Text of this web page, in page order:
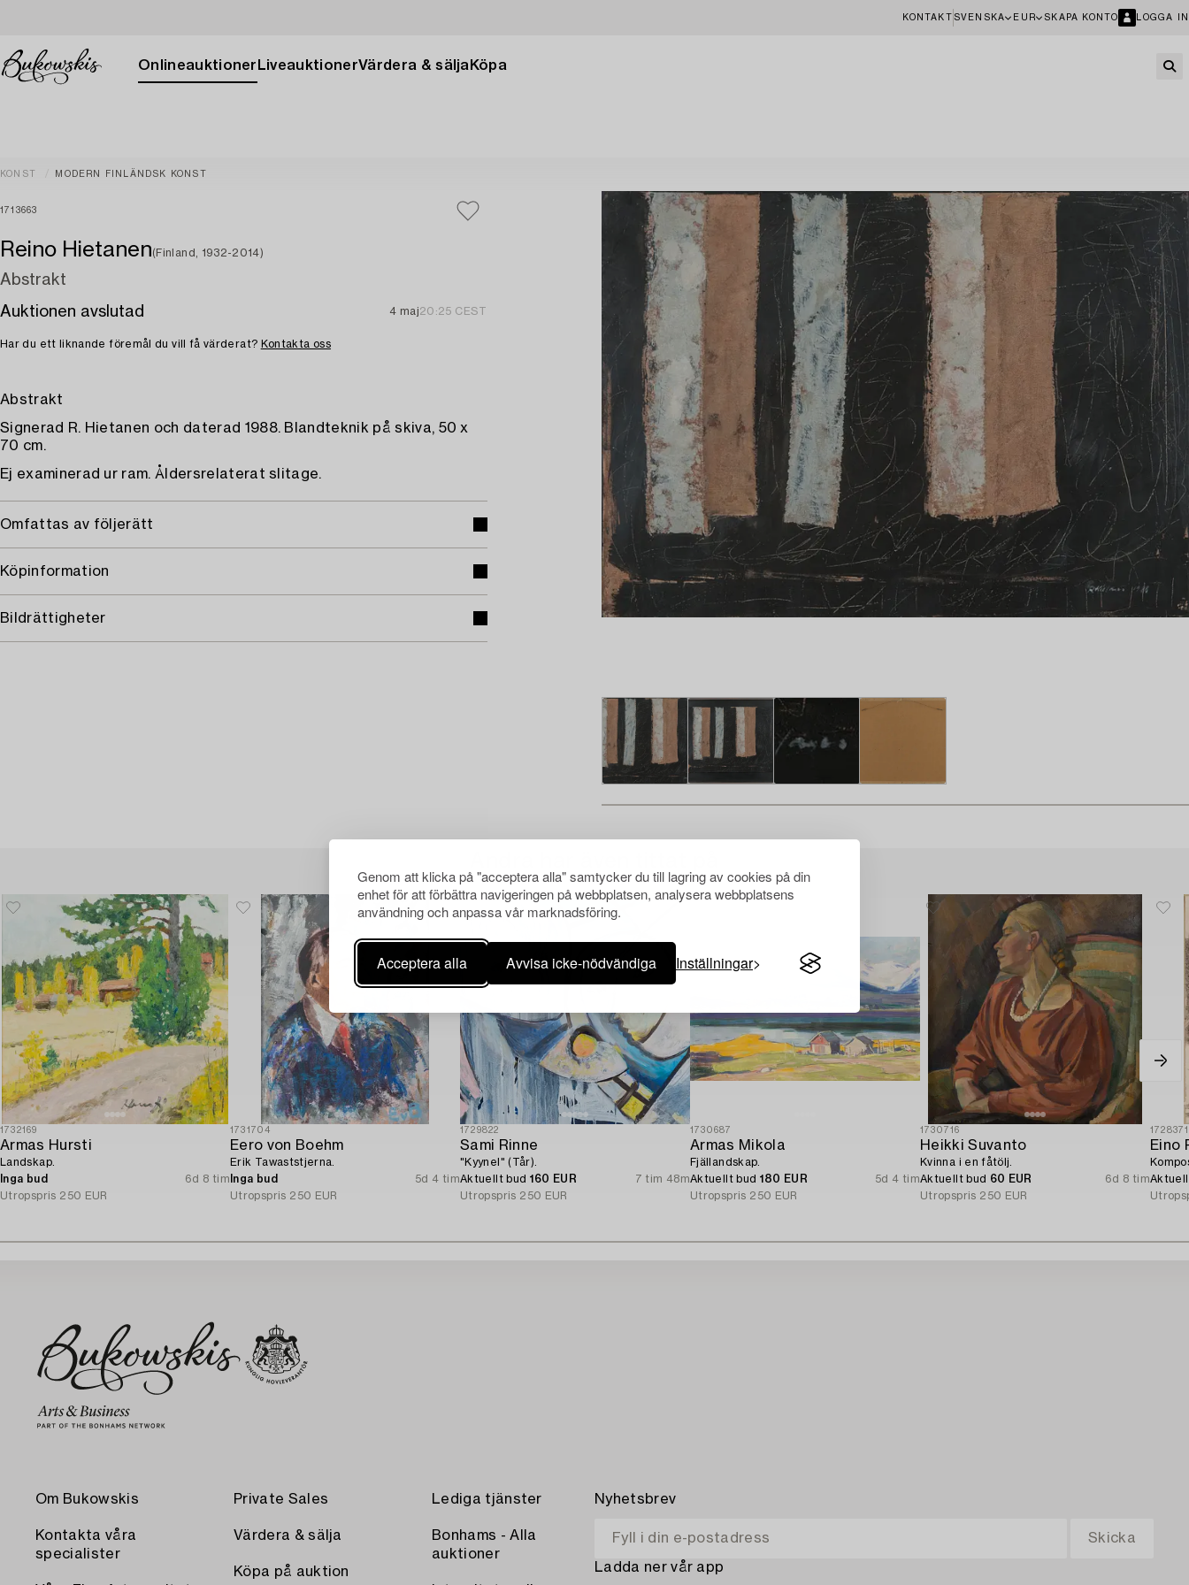
Genom att klicka på "acceptera alla" samtycker du till lagring av cookies på din
enhet för att förbättra navigeringen på webbplatsen, analysera webbplatsens
användning och anpassa vår marknadsföring.
Acceptera alla Avvisa icke-nödvändiga Inställningar
KONTAKT SVENSKA EUR SKAPA KONTO LOGGA IN
Onlineauktioner LiveauktionerVärdera & sälja Köpa
KONST MODERN FINLÄNDSK KONST
1713663
Reino Hietanen(Finland, 1932-2014)
Abstrakt
Auktionen avslutad
4 maj20:25 CEST
Har du ett liknande föremål du vill få värderat? Kontakta oss
Abstrakt
Signerad R. Hietanen och daterad 1988. Blandteknik på skiva, 50 x
70 cm.
Ej examinerad ur ram. Åldersrelaterat slitage.
Omfattas av följerätt
Köpinformation
Bildrättigheter
1732169
Armas Hursti
Landskap.
Inga bud
6d 8 tim
Utropspris 250 EUR
1731704
Eero von Boehm
Erik Tawaststjerna.
Inga bud
5d 4 tim
Utropspris 250 EUR
1729822
Sami Rinne
"Kyynel" (Tår).
Aktuellt bud 160 EUR
7 tim 48m
Utropspris 250 EUR
1730687
Armas Mikola
Fjällandskap.
Aktuellt bud 180 EUR
5d 4 tim
Utropspris 250 EUR
1730716
Heikki Suvanto
Kvinna i en fåtölj.
Aktuellt bud 60 EUR
6d 8 tim
Utropspris 250 EUR
1728371
Eino
Om Bukowskis
Kontakta våra
specialister
Private Sales
Värdera & sälja
Köpa på auktion
Lediga tjänster
Bonhams - Alla
auktioner
Nyhetsbrev
Ladda ner vår app